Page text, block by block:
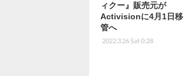
ィクー』販売元が
Activisionに4月1日移
管へ
2022.3.26 Sat 0:28